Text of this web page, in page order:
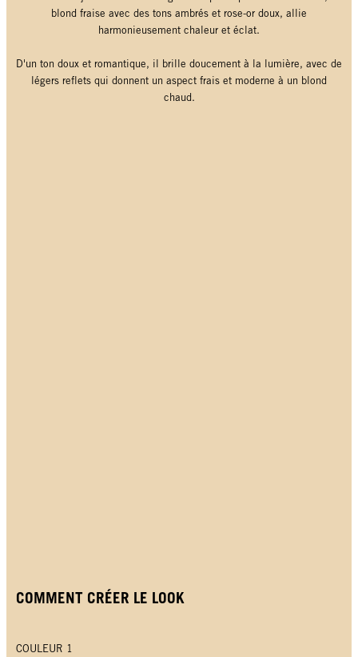
blond fraise avec des tons ambrés et rose-or doux, allie
harmonieusement chaleur et éclat.
D'un ton doux et romantique, il brille doucement à la lumière, avec de
légers reflets qui donnent un aspect frais et moderne à un blond
chaud.
COMMENT CRÉER LE LOOK
COULEUR 1